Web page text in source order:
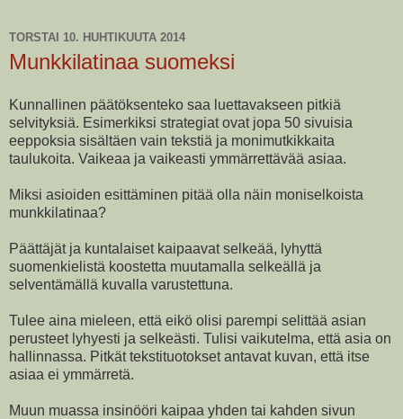
TORSTAI 10. HUHTIKUUTA 2014
Munkkilatinaa suomeksi
Kunnallinen päätöksenteko saa luettavakseen pitkiä
selvityksiä. Esimerkiksi strategiat ovat jopa 50 sivuisia
eeppoksia sisältäen vain tekstiä ja monimutkikkaita
taulukoita. Vaikeaa ja vaikeasti ymmärrettävää asiaa.
Miksi asioiden esittäminen pitää olla näin moniselkoista
munkkilatinaa?
Päättäjät ja kuntalaiset kaipaavat selkeää, lyhyttä
suomenkielistä koostetta muutamalla selkeällä ja
selventämällä kuvalla varustettuna.
Tulee aina mieleen, että eikö olisi parempi selittää asian
perusteet lyhyesti ja selkeästi. Tulisi vaikutelma, että asia on
hallinnassa. Pitkät tekstituotokset antavat kuvan, että itse
asiaa ei ymmärretä.
Muun muassa insinööri kaipaa yhden tai kahden sivun